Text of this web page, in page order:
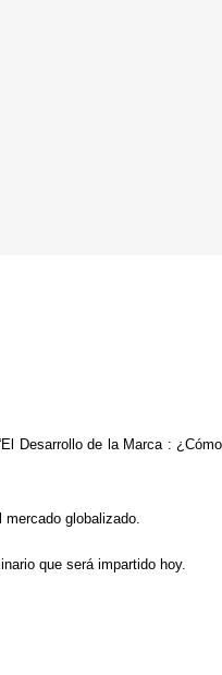
Desarrollo de la Marca : ¿Cómo
globalizado.
que será impartido hoy.